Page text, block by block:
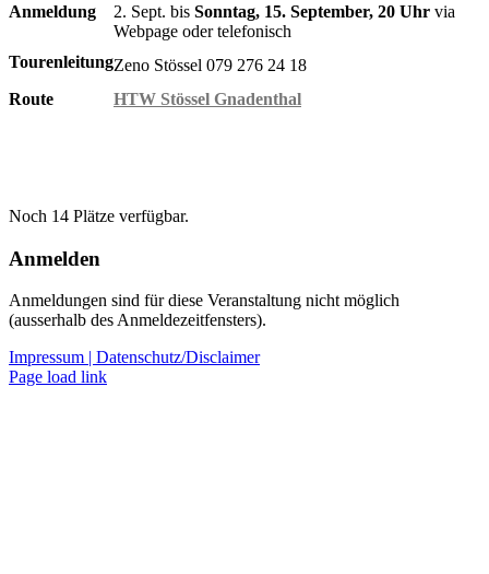
Anmeldung
2. Sept. bis Sonntag, 15. September, 20 Uhr via
Webpage oder telefonisch
TourenleitungZeno Stössel 079 276 24 18
Route
HTW Stössel Gnadenthal
Noch 14 Plätze verfügbar.
Anmelden
Anmeldungen sind für diese Veranstaltung nicht möglich
(ausserhalb des Anmeldezeitfensters).
Impressum | Datenschutz/Disclaimer
Page load link